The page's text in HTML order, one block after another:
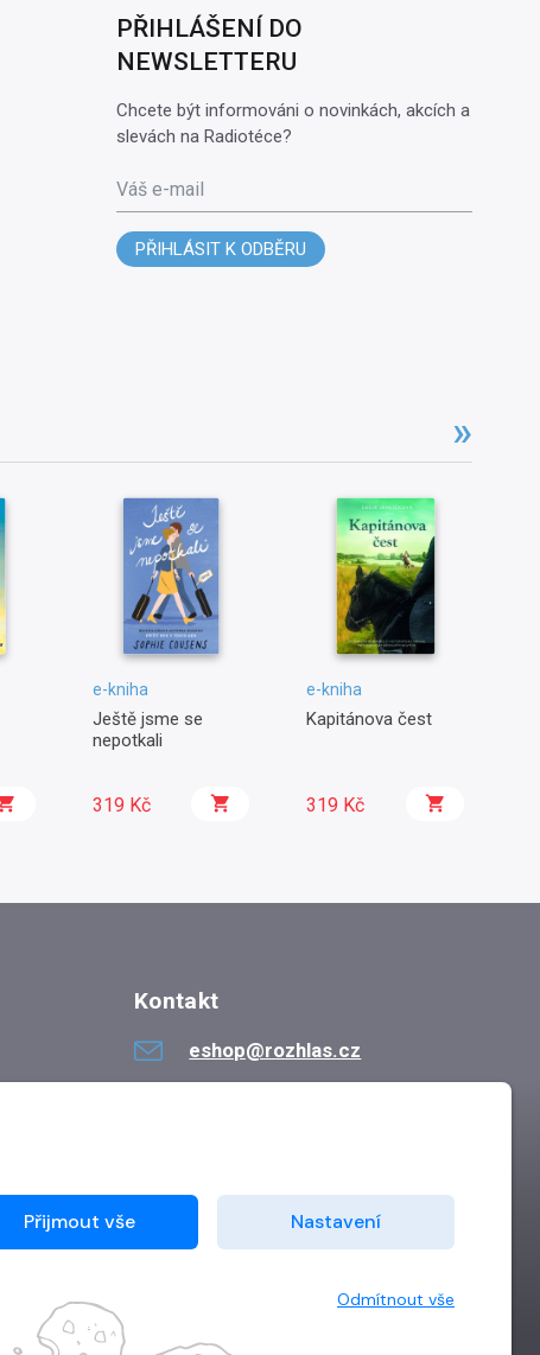
PŘIHLÁŠENÍ DO
NEWSLETTERU
Chcete být informováni o novinkách, akcích a
slevách na Radiotéce?
Váš e-mail
PŘIHLÁSIT K ODBĚRU
e-kniha
Ještě jsme se
nepotkali
319 Kč
e-kniha
Kapitánova čest
319 Kč
Kontakt
eshop@rozhlas.cz
Přijmout vše Nastavení
Odmítnout vše